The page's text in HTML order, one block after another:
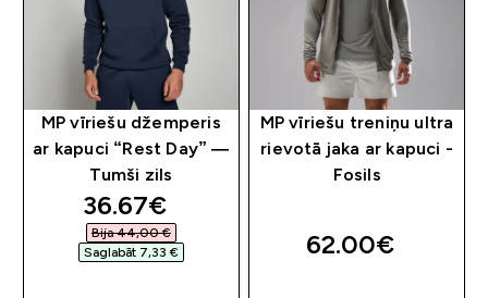
MP vīriešu džemperis
ar kapuci “Rest Day” —
Tumši zils
discounted price
36.67€‎
Bija 44,00 €‎
Saglabāt 7,33 €‎
MP vīriešu treniņu ultra
rievotā jaka ar kapuci -
Fosils
62.00€‎